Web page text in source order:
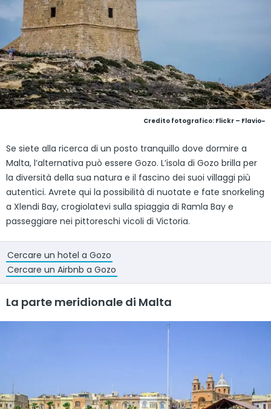
Credito fotografico: Flickr – Flavio~
Se siete alla ricerca di un posto tranquillo dove dormire a
Malta, l’alternativa può essere Gozo. L’isola di Gozo brilla per
la diversità della sua natura e il fascino dei suoi villaggi più
autentici. Avrete qui la possibilità di nuotate e fate snorkeling
a Xlendi Bay, crogiolatevi sulla spiaggia di Ramla Bay e
passeggiare nei pittoreschi vicoli di Victoria.
Cercare un hotel a Gozo
Cercare un Airbnb a Gozo
La parte meridionale di Malta